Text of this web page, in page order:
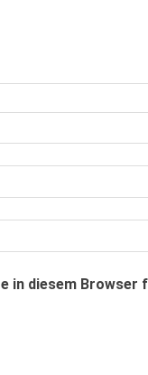
in diesem